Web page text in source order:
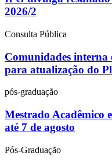
2026/2
Consulta Pública
Comunidades
para atualização do
pós-graduação
Mestrado Acadêmico
até 7 de agosto
Pós-Graduação